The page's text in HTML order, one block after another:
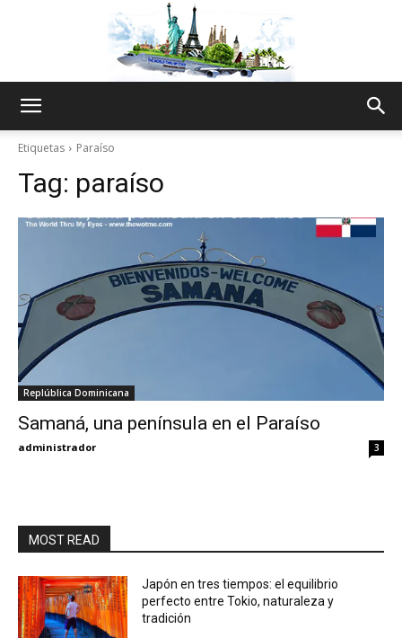
Thru
Etiquetas Paraíso
Tag: paraíso
Replública Dominicana
Samaná, una península en el Paraíso
administrador 3
MOST READ
Japón en tres tiempos: el equilibrio
perfecto entre Tokio, naturaleza y
tradición